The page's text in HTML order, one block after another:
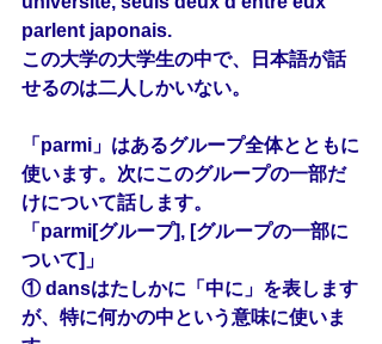
parlent japonais.
この大学の大学生の中で、日本語が話
せるのは二人しかいない。
「parmi」はあるグループ全体とともに
使います。次にこのグループの一部だ
けについて話します。
「parmi[グループ], [グループの一部に
ついて]」
① dansはたしかに「中に」を表します
が、特に何かの中という意味に使いま